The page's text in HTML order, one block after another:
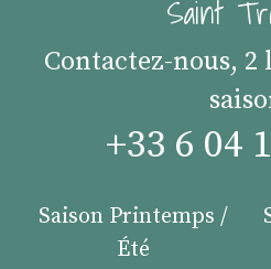
Saint
Contactez-nous,
+33 6 04
Saison Printemps /
Été